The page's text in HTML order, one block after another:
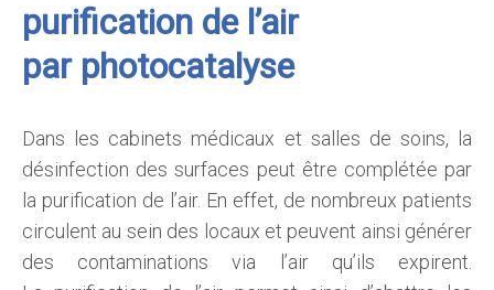
purification de l’air
par photocatalyse
Dans les cabinets médicaux et salles de soins, la
désinfection des surfaces peut être complétée par
la purification de l’air. En effet, de nombreux patients
circulent au sein des locaux et peuvent ainsi générer
des contaminations via l’air qu’ils expirent.